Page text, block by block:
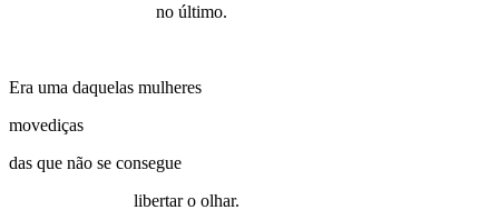
no último.
Era uma daquelas mulheres
movediças
das que não se consegue
libertar o olhar.